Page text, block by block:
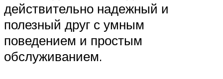
действительно надежный и
полезный друг с умным
поведением и простым
обслуживанием.